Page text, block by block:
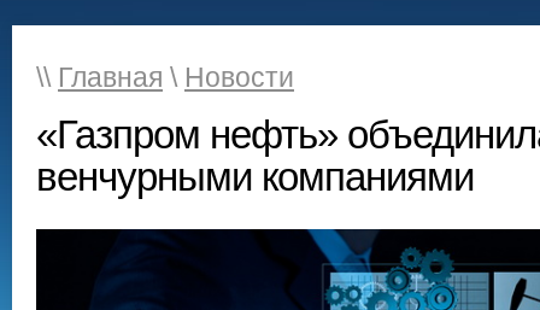
\\ Главная \ Новости
«Газпром нефть»
венчурными компаниями